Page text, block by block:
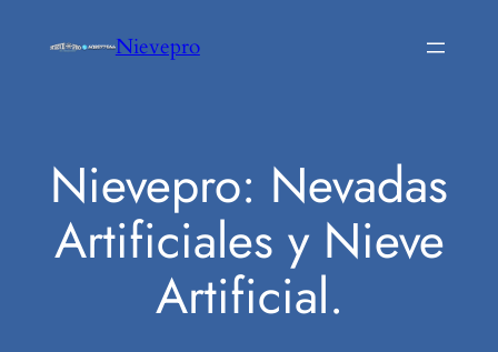
Nievepro
Nievepro: Nevadas
Artificiales y Nieve
Artificial.